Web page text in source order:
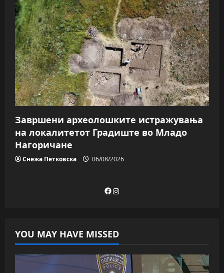
Завршени археолошките истражувања
на локалитетот Градиште во Младо
Нагоричане
Снежа Петковска 06/08/2026
Facebook
Instagram
YOU MAY HAVE MISSED